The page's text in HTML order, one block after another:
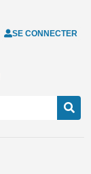
SE CONNECTER